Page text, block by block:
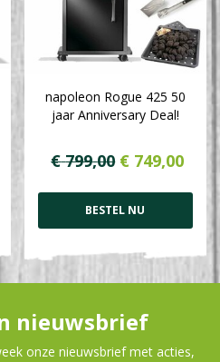
napoleon Rogue 425 50
jaar Anniversary Deal!
€ 799,00 € 749,00
BESTEL NU
nieuwsbrief
onze nieuwsbrief met acties,